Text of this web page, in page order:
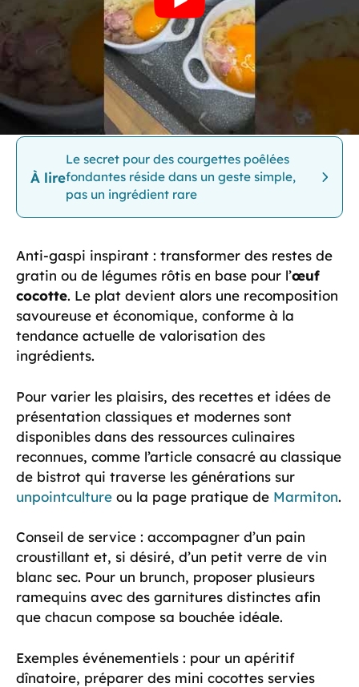
Astuce de chef : parsemer d’herbes fraîches au
dernier moment pour préserver leur arôme. Pour
une texture croustillante, ajouter une pincée de
chapelure dorée sur le dessus et gratiner
quelques secondes en fin de cuisson.
À lire
Le secret pour des courgettes poêlées
fondantes réside dans un geste simple,
pas un ingrédient rare
Anti-gaspi inspirant : transformer des restes de
gratin ou de légumes rôtis en base pour l’œuf
cocotte. Le plat devient alors une recomposition
savoureuse et économique, conforme à la
tendance actuelle de valorisation des
ingrédients.
Pour varier les plaisirs, des recettes et idées de
présentation classiques et modernes sont
disponibles dans des ressources culinaires
reconnues, comme l’article consacré au classique
de bistrot qui traverse les générations sur
unpointculture ou la page pratique de Marmiton.
Conseil de service : accompagner d’un pain
croustillant et, si désiré, d’un petit verre de vin
blanc sec. Pour un brunch, proposer plusieurs
ramequins avec des garnitures distinctes afin
que chacun compose sa bouchée idéale.
Exemples événementiels : pour un apéritif
dînatoire, préparer des mini cocottes servies